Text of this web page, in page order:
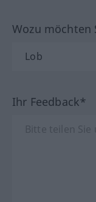
Wozu möchten
Ihr Feedback*